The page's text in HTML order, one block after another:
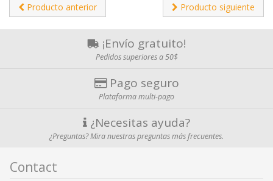
Producto anterior Producto siguiente
¡Envío gratuito!
Pedidos superiores a 50$
Pago seguro
Plataforma multi-pago
¿Necesitas ayuda?
¿Preguntas? Mira nuestras preguntas más frecuentes.
Contact